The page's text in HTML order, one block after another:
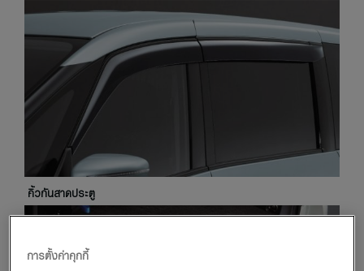
คิ้วกันสาดประตู
การตั้งค่าคุกกี้